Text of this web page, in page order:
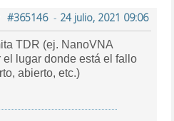
#365146- 24 julio, 2021 09:06
TDR (ej. NanoVNA
lugar donde está el fallo
abierto, etc.)